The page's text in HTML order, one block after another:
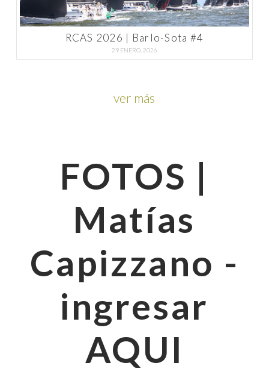
RCAS 2026 | Barlo-Sota #4
29 ENERO, 2026
ver más
FOTOS |
Matías
Capizzano -
ingresar
AQUI